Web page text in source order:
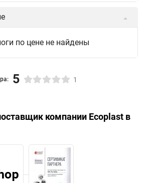
по цене не найдены
5 1
компании Ecoplast в